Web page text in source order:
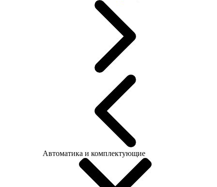
Автоматика и комплектующие